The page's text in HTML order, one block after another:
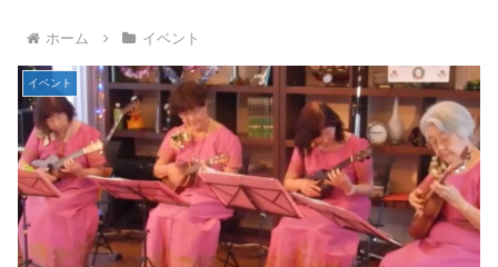
ホーム イベント
イベント